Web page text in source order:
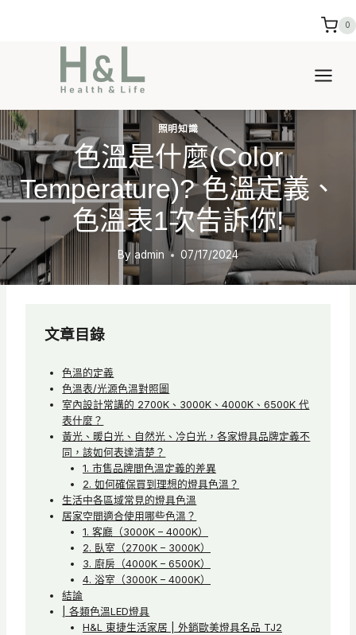
0
照明知識
色溫是什麼(Color
Temperature)? 色溫定義、
色溫表1次告訴你!
By admin 07/17/2024
文章目錄
色溫的定義
色溫表/光源色溫對照圖
室內設計常講的 2700K、3000K、4000K、6500K 代
表什麼？
黃光、暖白光、自然光、冷白光，各家燈具品牌定義不
同，該如何表達清楚？
1. 市售品牌間色溫定義的差異
2. 如何確保買到理想的燈具色溫？
生活中各區域常見的燈具色溫
居家空間適合使用哪些色溫？
1. 客廳（3000K – 4000K）
2. 臥室（2700K – 3000K）
3. 廚房（4000K – 6500K）
4. 浴室（3000K – 4000K）
結論
| 各類色溫LED燈具
H&L 東捷生活家居 | 外銷歐美燈具名品 TJ2